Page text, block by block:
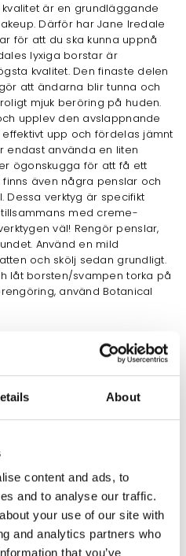
About
content and ads, to
and to analyse our traffic.
your use of our site with
and analytics partners who
that you’ve
är en grundläggande
Därför har Jane Iredale
för att du ska kunna uppnå
lyxiga borstar är
kvalitet. Den finaste delen
att ändarna blir tunna och
mjuk beröring på huden.
upplev den avslappnande
upp och fördelas jämnt
endast använda en liten
ögon­skugga för att få ett
även några penslar och
Dessa verktyg är specifikt
med creme-
väl! Rengör penslar,
Använd en mild
och skölj sedan grundligt.
låt borsten/svampen torka på
använd Botanical
panna och haka.